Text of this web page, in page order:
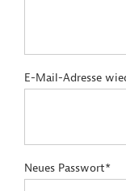
E-Mail-Adresse
Neues Passwort*